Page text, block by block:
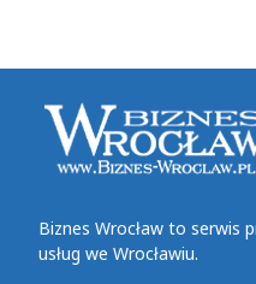
Biznes Wrocław to serwis
usług we Wrocławiu.